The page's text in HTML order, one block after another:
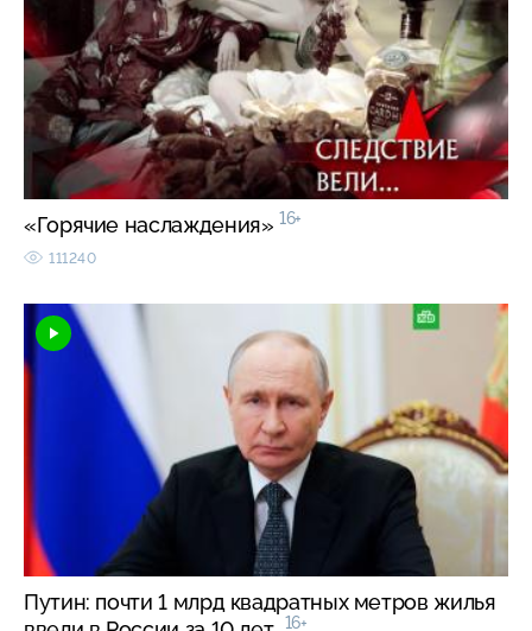
«Горячие наслаждения» 16+
111240
Путин: почти 1 млрд квадратных метров жилья
16+